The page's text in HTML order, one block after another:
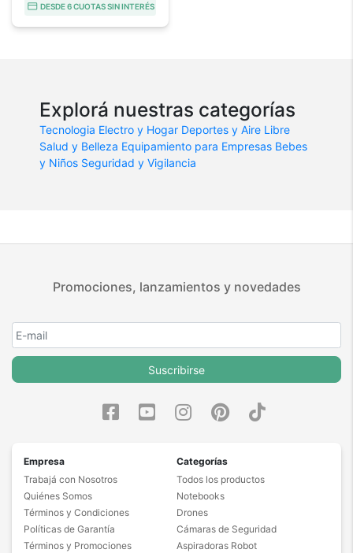
DESDE 6 CUOTAS SIN INTERÉS
Explorá nuestras categorías
Tecnologia Electro y Hogar Deportes y Aire Libre
Salud y Belleza Equipamiento para Empresas Bebes
y Niños Seguridad y Vigilancia
Promociones, lanzamientos y novedades
Suscribirse
Empresa
Trabajá con Nosotros
Quiénes Somos
Términos y Condiciones
Políticas de Garantía
Términos y Promociones
Categorías
Todos los productos
Notebooks
Drones
Cámaras de Seguridad
Aspiradoras Robot